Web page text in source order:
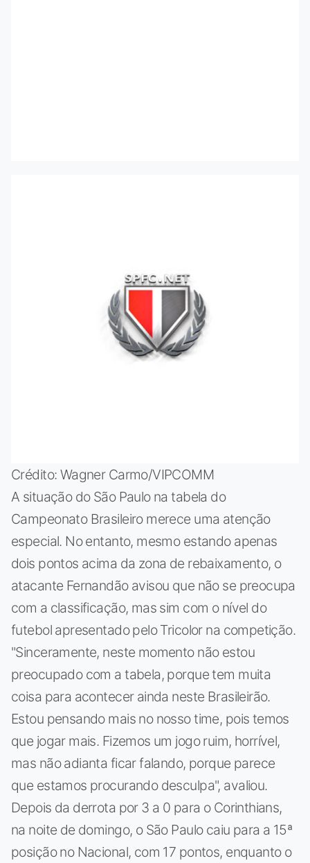
Crédito: Wagner Carmo/VIPCOMM
A situação do São Paulo na tabela do
Campeonato Brasileiro merece uma atenção
especial. No entanto, mesmo estando apenas
dois pontos acima da zona de rebaixamento, o
atacante Fernandão avisou que não se preocupa
com a classificação, mas sim com o nível do
futebol apresentado pelo Tricolor na competição.
"Sinceramente, neste momento não estou
preocupado com a tabela, porque tem muita
coisa para acontecer ainda neste Brasileirão.
Estou pensando mais no nosso time, pois temos
que jogar mais. Fizemos um jogo ruim, horrível,
mas não adianta ficar falando, porque parece
que estamos procurando desculpa", avaliou.
Depois da derrota por 3 a 0 para o Corinthians,
na noite de domingo, o São Paulo caiu para a 15ª
posição no Nacional, com 17 pontos, enquanto o